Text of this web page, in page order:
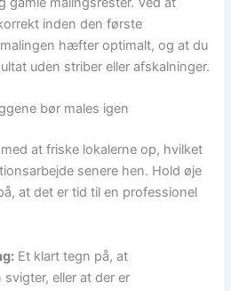
inden den første
hæfter optimalt, og at du
uden striber eller afskalninger.
bør males igen
at friske lokalerne op, hvilket
senere hen. Hold øje
at det er tid til en professionel
Et klart tegn på, at
eller at der er